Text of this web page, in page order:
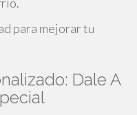
para mejorar tu
Dale A